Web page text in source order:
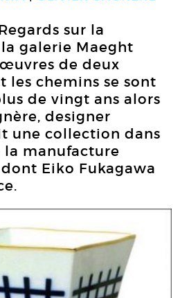
sur la
galerie Maeght
de deux
les chemins se sont
de vingt ans alors
designer
une collection dans
la manufacture
Eiko Fukagawa